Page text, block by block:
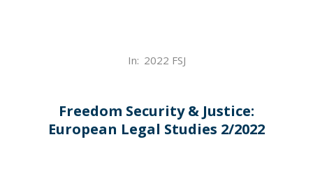
In: 2022 FSJ
Freedom Security & Justice:
European Legal Studies 2/2022